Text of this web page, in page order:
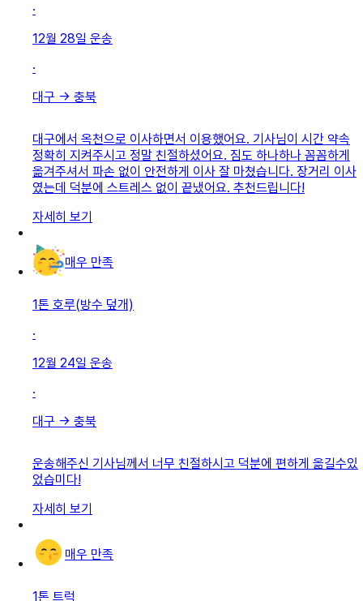
·
12월 28일 운송
·
대구 → 충북
대구에서 옥천으로 이사하면서 이용했어요. 기사님이 시간 약속
정확히 지켜주시고 정말 친절하셨어요. 짐도 하나하나 꼼꼼하게
옮겨주셔서 파손 없이 안전하게 이사 잘 마쳤습니다. 장거리 이사
였는데 덕분에 스트레스 없이 끝냈어요. 추천드립니다!
자세히 보기
매우 만족
1톤 호루(방수 덮개)
·
12월 24일 운송
·
대구 → 충북
운송해주신 기사님께서 너무 친절하시고 덕분에 편하게 옮길수있
었습미다!
자세히 보기
매우 만족
1톤 트럭